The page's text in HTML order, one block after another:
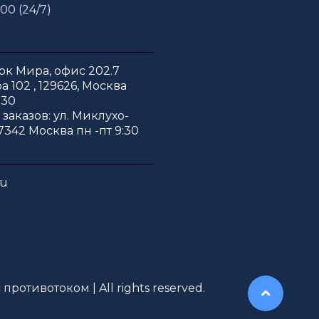
(24/7)
Мира, офис 202.7
102 , 129626, Москва
ул. Миклухо-
Москва пн -пт 9:30
| All rights reserved.